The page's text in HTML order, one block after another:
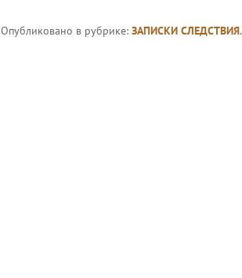
Опубликовано в рубрике: ЗАПИСКИ СЛЕДСТВИЯ.